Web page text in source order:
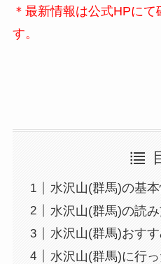
＊最新情報は公式HPに
す。
水沢山(群馬)の基
水沢山(群馬)の読
水沢山(群馬)おす
水沢山(群馬)に行